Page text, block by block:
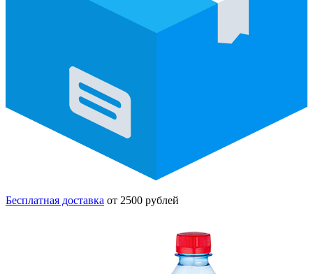
Бесплатная доставка от 2500 рублей